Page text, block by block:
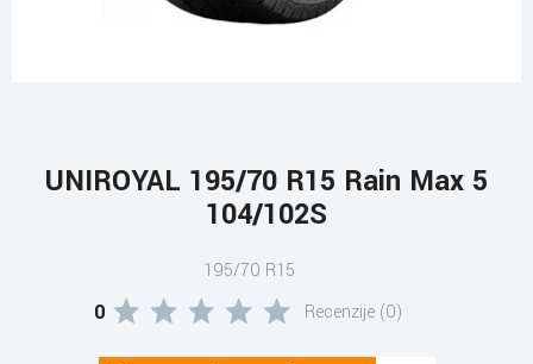
UNIROYAL 195/70 R15 Rain Max 5
104/102S
195/70 R15
0 Recenzije (0)